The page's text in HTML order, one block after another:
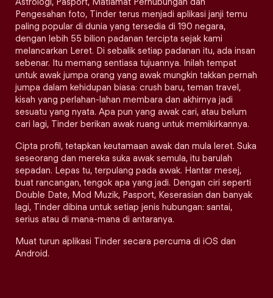
Pengesahan foto, Tinder terus menjadi aplikasi janji temu
paling popular di dunia yang tersedia di 190 negara,
dengan lebih 55 bilion padanan tercipta sejak kami
melancarkan Leret. Di sebalik setiap padanan itu, ada insan
sebenar. Itu memang sentiasa tujuannya. Inilah tempat
untuk awak jumpa orang yang awak mungkin takkan pernah
jumpa dalam kehidupan biasa: crush baru, teman travel,
kisah yang perlahan-lahan membara dan akhirnya jadi
sesuatu yang nyata. Apa pun yang awak cari, atau belum
cari lagi, Tinder berikan awak ruang untuk memikirkannya.
Cipta profil, tetapkan keutamaan awak dan mula leret. Suka
seseorang dan mereka suka awak semula, itu barulah
sepadan. Lepas tu, terpulang pada awak. Hantar mesej,
buat rancangan, tengok apa yang jadi. Dengan ciri seperti
Double Date, Mod Muzik, Pasport, Keserasian dan banyak
lagi, Tinder dibina untuk setiap jenis hubungan: santai,
serius atau di mana-mana di antaranya.
Muat turun aplikasi Tinder secara percuma di iOS dan
Android.